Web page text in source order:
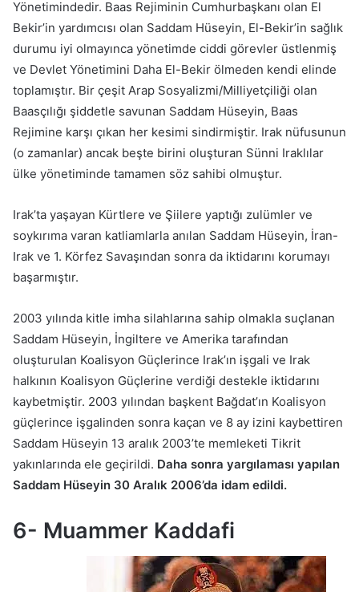
Yönetimindedir. Baas Rejiminin Cumhurbaşkanı olan El
Bekir’in yardımcısı olan Saddam Hüseyin, El-Bekir’in sağlık
durumu iyi olmayınca yönetimde ciddi görevler üstlenmiş
ve Devlet Yönetimini Daha El-Bekir ölmeden kendi elinde
toplamıştır. Bir çeşit Arap Sosyalizmi/Milliyetçiliği olan
Baasçılığı şiddetle savunan Saddam Hüseyin, Baas
Rejimine karşı çıkan her kesimi sindirmiştir. Irak nüfusunun
(o zamanlar) ancak beşte birini oluşturan Sünni Iraklılar
ülke yönetiminde tamamen söz sahibi olmuştur.
Irak’ta yaşayan Kürtlere ve Şiilere yaptığı zulümler ve
soykırıma varan katliamlarla anılan Saddam Hüseyin, İran-
Irak ve 1. Körfez Savaşından sonra da iktidarını korumayı
başarmıştır.
2003 yılında kitle imha silahlarına sahip olmakla suçlanan
Saddam Hüseyin, İngiltere ve Amerika tarafından
oluşturulan Koalisyon Güçlerince Irak’ın işgali ve Irak
halkının Koalisyon Güçlerine verdiği destekle iktidarını
kaybetmiştir. 2003 yılından başkent Bağdat’ın Koalisyon
güçlerince işgalinden sonra kaçan ve 8 ay izini kaybettiren
Saddam Hüseyin 13 aralık 2003’te memleketi Tikrit
yakınlarında ele geçirildi. Daha sonra yargılaması yapılan
Saddam Hüseyin 30 Aralık 2006’da idam edildi.
6- Muammer Kaddafi